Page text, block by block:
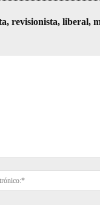
revisionista, liberal,